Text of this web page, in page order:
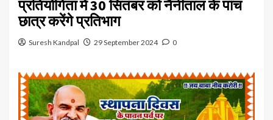
प्रतियोगिता में 30 सितंबर को नैनीताल के पांच
छात्र करेंगे प्रतिभाग
Suresh Kandpal 29 September 2024 0